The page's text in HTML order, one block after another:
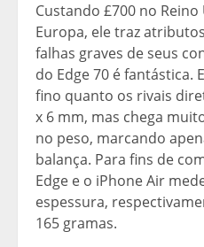
Custando £700 no Reino
Europa, ele traz
falhas graves de seus
do Edge 70 é fantástica.
fino quanto os rivais
x 6 mm, mas chega
no peso, marcando
balança. Para fins de
Edge e o iPhone Air
espessura,
165 gramas.